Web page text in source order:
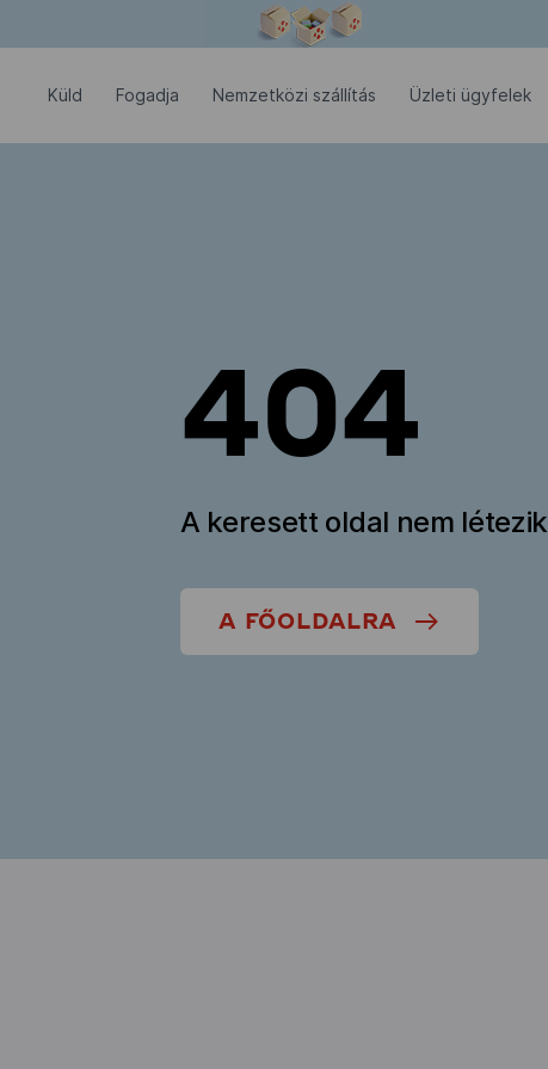
Küld Fogadja Nemzetközi szállítás Üzleti ügyfelek
404
A keresett oldal nem létezik
A FŐOLDALRA